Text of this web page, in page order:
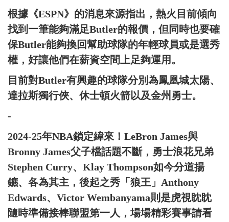
根據《ESPN》的消息來源指出，熱火目前傾向
找到一筆能夠滿足Butler的報價，但同時也要確
保Butler能夠換回幫助球隊的年輕球員或是選秀
權，好讓他們在薪資空間上足夠運用。
目前對Butler有興趣的球隊分別為鳳凰城太陽、
達拉斯獨行俠、休士頓火箭以及金州勇士。
-
2024-25年NBA鎖定緯來！LeBron James與
Bronny James父子檔話題不斷，勇士浪花兄弟
Stephen Curry、Klay Thompson如今分道揚
鑣、各為其主，後起之秀「狼王」Anthony
Edwards、Victor Wembanyama則是虎視眈眈
隨時準備接棒聯盟第一人，場場精彩賽事請看